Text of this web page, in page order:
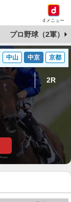
dメニュー
プロ野球（2軍）
中山 中京 京都
2R